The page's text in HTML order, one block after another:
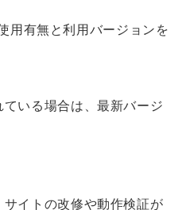
用有無と利用バージョンを
いる場合は、最新バージ
イトの改修や動作検証が